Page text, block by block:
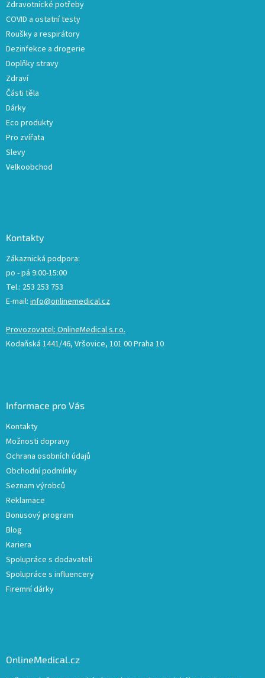
Zdravotnické potřeby
COVID a ostatní testy
Roušky a respirátory
Dezinfekce a drogerie
Doplňky stravy
Zdraví
Části těla
Dárky
Eco produkty
Pro zvířata
Slevy
Velkoobchod
Kontakty
Zákaznická podpora:
po - pá 9:00-15:00
Tel.: 253 253 753
E-mail: info@onlinemedical.cz
Provozovatel: OnlineMedical s.r.o.
Kodaňská 1441/46, Vršovice, 101 00 Praha 10
Informace pro Vás
Kontakty
Možnosti dopravy
Ochrana osobních údajů
Obchodní podmínky
Seznam výrobců
Reklamace
Bonusový program
Blog
Kariera
Spolupráce s dodavateli
Spolupráce s influencery
Firemní dárky
OnlineMedical.cz